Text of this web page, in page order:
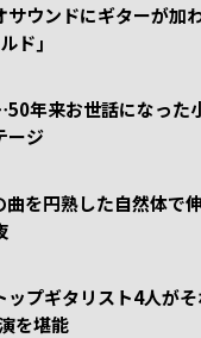
サウンドにギターが加
ド｣
年来お世話になった
ージ
曲を円熟した自然体で
ップギタリスト4人が
を堪能